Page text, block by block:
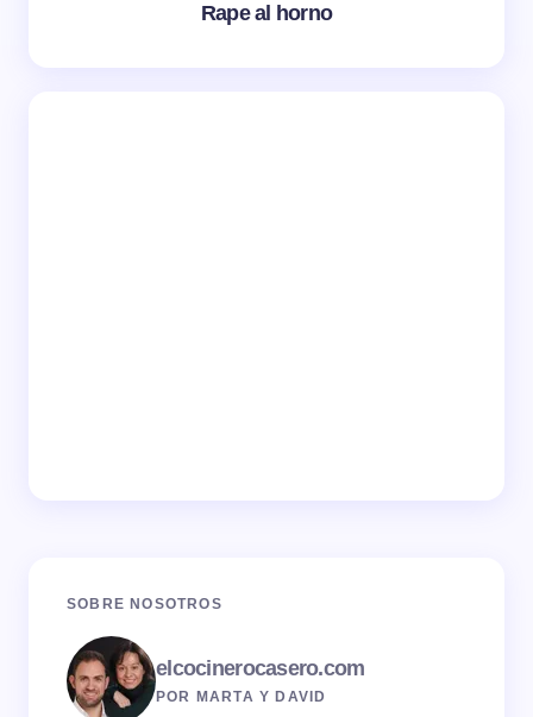
Rape al horno
SOBRE NOSOTROS
elcocinerocasero.com
POR MARTA Y DAVID